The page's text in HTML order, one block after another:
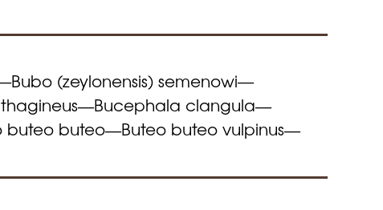
Bubo (zeylonensis) semenowi—
—Bucephala clangula—
buteo buteo—Buteo buteo vulpinus—